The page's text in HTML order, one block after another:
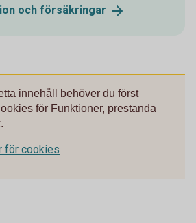
och försäkringar
innehåll behöver du först
för Funktioner, prestanda
för cookies